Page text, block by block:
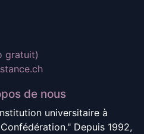
gratuit)
de nous
universitaire à
Depuis 1992,